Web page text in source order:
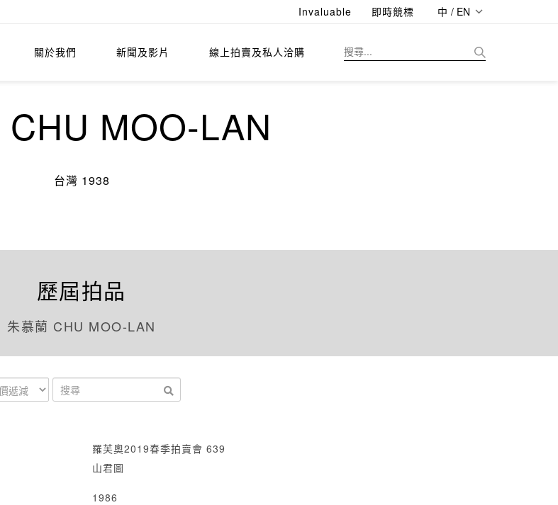
Invaluable 即時競標 中 / EN
關於我們 新聞及影片 線上拍賣及私人洽購
MOO-LAN
台灣 1938
歷屆拍品
朱慕蘭 CHU MOO-LAN
羅芙奧2019春季拍賣會 639
山君圖
1986